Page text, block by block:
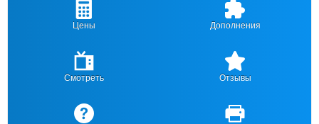
Цены Дополнения
Смотреть Отзывы